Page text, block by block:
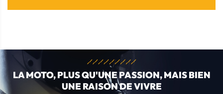
LA MOTO, PLUS QU'UNEPASSION, MAIS BIEN
UNE RAISON DE VIVRE